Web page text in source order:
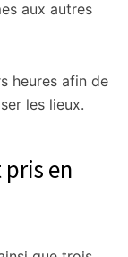
aux autres
heures afin de
les lieux.
pris en